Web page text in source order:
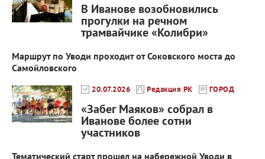
В Иванове возобновились
прогулки на речном
трамвайчике «Колибри»
Маршрут по Уводи проходит от Соковского моста до
Самойловского
20.07.2026 Редакция РК ГОРОД
«Забег Маяков» собрал в
Иванове более сотни
участников
Тематический старт прошел на набережной Уводи в